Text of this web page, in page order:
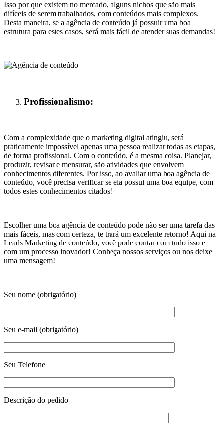
Isso por que existem no mercado, alguns nichos que são mais
difíceis de serem trabalhados, com conteúdos mais complexos.
Desta maneira, se a agência de conteúdo já possuir uma boa
estrutura para estes casos, será mais fácil de atender suas demandas!
Profissionalismo:
Com a complexidade que o marketing digital atingiu, será
praticamente impossível apenas uma pessoa realizar todas as etapas,
de forma profissional. Com o conteúdo, é a mesma coisa. Planejar,
produzir, revisar e mensurar, são atividades que envolvem
conhecimentos diferentes. Por isso, ao avaliar uma boa agência de
conteúdo, você precisa verificar se ela possui uma boa equipe, com
todos estes conhecimentos citados!
Escolher uma boa agência de conteúdo pode não ser uma tarefa das
mais fáceis, mas com certeza, te trará um excelente retorno! Aqui na
Leads Marketing de conteúdo, você pode contar com tudo isso e
com um processo inovador! Conheça nossos serviços ou nos deixe
uma mensagem!
Seu nome (obrigatório)
Seu e-mail (obrigatório)
Seu Telefone
Descrição do pedido